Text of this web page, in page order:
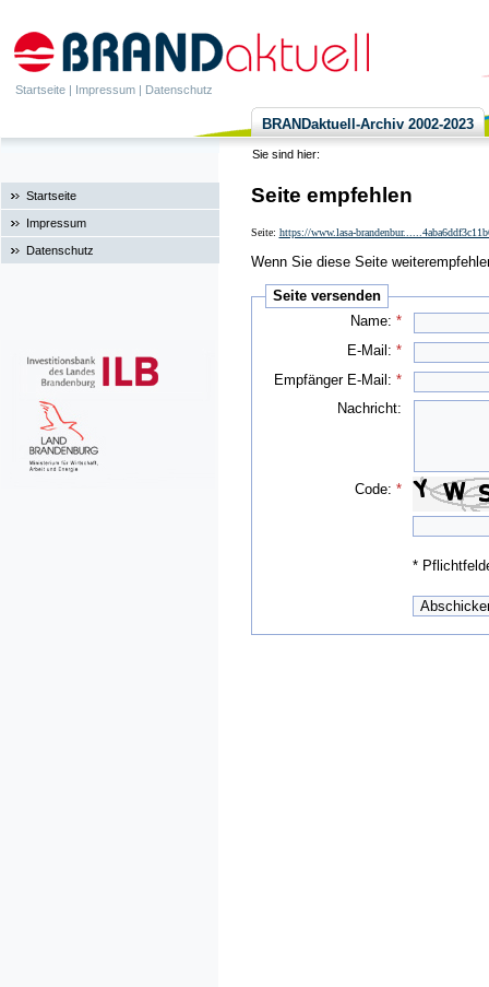
Startseite | Impressum | Datenschutz
BRANDaktuell-Archiv 2002-2023
Sie sind hier:
Startseite
Impressum
Datenschutz
Seite empfehlen
Seite: https://www.lasa-
Wenn Sie diese Seite
Seite versenden
Name:*
E-Mail:*
Empfänger E-Mail:*
Nachricht:
Code:*
*